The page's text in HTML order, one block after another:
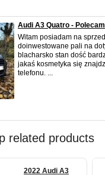
Audi A3 Quatro - Polecam
Witam posiadam na
doinwestowane pali na
blacharsko stan dość
jakaś kosmetyka się
telefonu. ...